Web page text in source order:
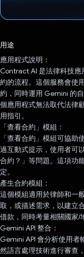
用途
應用程式說明：
Contract AI 是法律科技應
約的流程。這個服務會使
約，同時運用 Gemini 的
個應用程式無法取代法律
用指引。
「查看合約」模組：
「查看合約」模組可協
過互動式提示，使用者可
合約？」等問題。這項功
定。
產生合約模組：
這個模組適用於律師和一
取，或描述需求，以建立
借款，同時考量相關國家/
Gemini API 整合：
Gemini API 會分析使用者
然語言處理技術進行審查